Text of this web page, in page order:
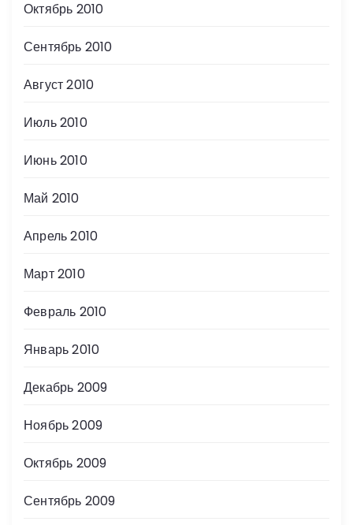
Октябрь 2010
Сентябрь 2010
Август 2010
Июль 2010
Июнь 2010
Май 2010
Апрель 2010
Март 2010
Февраль 2010
Январь 2010
Декабрь 2009
Ноябрь 2009
Октябрь 2009
Сентябрь 2009